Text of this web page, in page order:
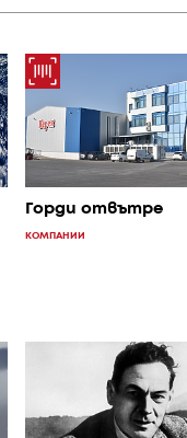
Горди отвътре
КОМПАНИИ